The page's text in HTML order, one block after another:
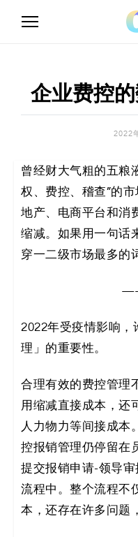
流
_
I
无
代
码
决
方
案
_
低
代
码
企业费控
2022
曾经财大气粗的五粮
权、费控、稽查”的
地产、电商平台和消
缩减。如果用一句话
穿一二级市场最多的
——
2022年受疫情影响，
理」的重要性。
合理有效的费控管理
用缩减直接成本，还
人力物力等间接成本
控报销管理仍停留在
提交报销申请-领导
流程中。整个流程不
本，还存在许多问题